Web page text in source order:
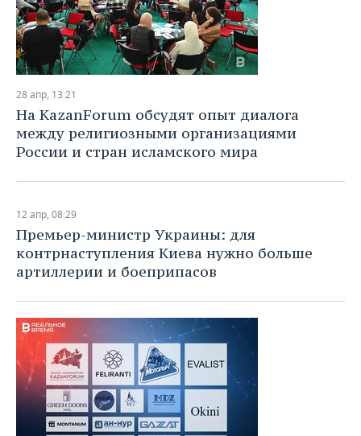
28 апр, 13:21
На KazanForum обсудят опыт диалога
между религиозными организациями
России и стран исламского мира
12 апр, 08:29
Премьер-министр Украины: для
контрнаступления Киева нужно больше
артиллерии и боеприпасов